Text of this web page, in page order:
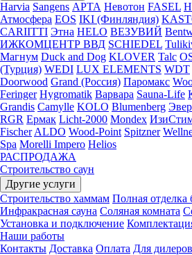
Harvia Sangens АРТА Невотон FASEL
Атмосфера EOS IKI (Финляндия)
CARIITTI Этна HELO ВЕЗУВИЙ
ИЖКОМЦЕНТР ВВД SCHIEDEL
Магнум Duck and Dog KLOVER Talc
(Турция) WEDI LUX ELEMENTS WDT
Doorwood Grand (Россия) Паромакс
Feringer Hygromatik Варвара Sauna-Life
Grandis Camylle KOLO Blumenberg
RGR Ермак Licht-2000 Mondex
Fischer ALDO Wood-Point Spitzner
Spa Morelli Impero Helios
РАСПРОДАЖА
Строительство саун
Другие услуги
Строительство хаммам Полная отделка
Инфракрасная сауна Соляная комната
Установка и подключение
Наши работы
Контакты Доставка Оплата Для дилеров